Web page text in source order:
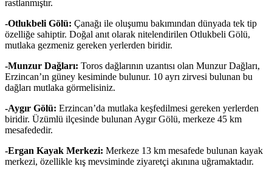
rastlanmıştır.
-Otlukbeli Gölü: Çanağı ile oluşumu bakımından dünyada tek tip
özelliğe sahiptir. Doğal anıt olarak nitelendirilen Otlukbeli Gölü,
mutlaka gezmeniz gereken yerlerden biridir.
-Munzur Dağları: Toros dağlarının uzantısı olan Munzur Dağları,
Erzincan’ın güney kesiminde bulunur. 10 ayrı zirvesi bulunan bu
dağları mutlaka görmelisiniz.
-Aygır Gölü: Erzincan’da mutlaka keşfedilmesi gereken yerlerden
biridir. Üzümlü ilçesinde bulunan Aygır Gölü, merkeze 45 km
mesafededir.
-Ergan Kayak Merkezi: Merkeze 13 km mesafede bulunan kayak
merkezi, özellikle kış mevsiminde ziyaretçi akınına uğramaktadır.